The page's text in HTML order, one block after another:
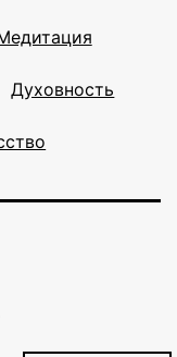
Духовность